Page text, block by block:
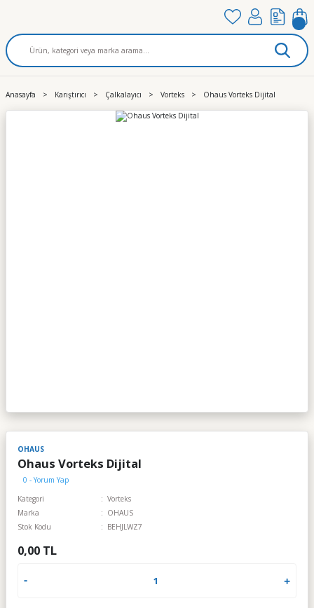
Anasayfa Karıştırıcı Çalkalayıcı Vorteks Ohaus Vorteks Dijital
OHAUS
Ohaus Vorteks Dijital
0 - Yorum Yap
Kategori
Vorteks
Marka
OHAUS
Stok Kodu
BEHJLWZ7
0,00 TL